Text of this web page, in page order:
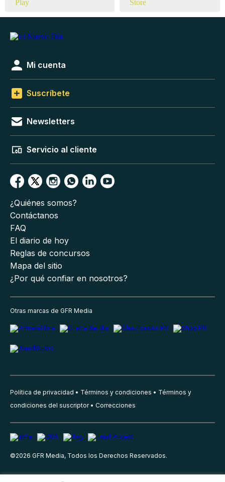
Mi cuenta
Suscríbete
Newsletters
Servicio al cliente
¿Quiénes somos?
Contáctanos
FAQ
El diario de hoy
Reglas de concursos
Mapa del sitio
¿Por qué confiar en nosotros?
Otras marcas de GFR Media
Política de privacidad Términos y condiciones
Términos y
condiciones del suscriptor
Correcciones
©2026 GFR Media, Todos los Derechos Reservados.